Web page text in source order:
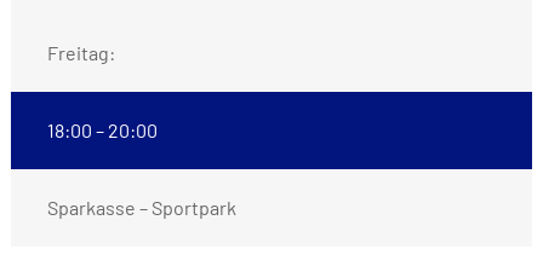
Freitag:
18:00 – 20:00
Sparkasse – Sportpark